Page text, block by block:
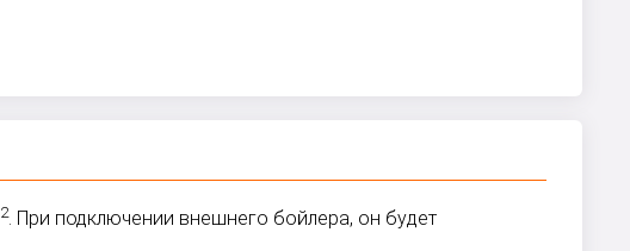
2. При подключении внешнего бойлера, он будет